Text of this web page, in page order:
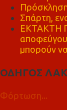
Σπάρτη,
ΕΚΤΑΚΤΗ
μπορούν
ΟΔΗΓΟΣ
Φόρτωση...